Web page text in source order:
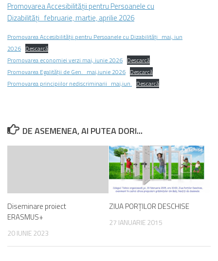
Promovarea Accesibilității pentru Persoanele cu
Dizabilități_februarie, martie, aprilie 2026
Promovarea Accesibilității pentru Persoanele cu Dizabilități_mai, iun
2026 Descarcă
Promovarea economiei verzi mai, iunie 2026 Descarcă
Promovarea Egalității de Gen._mai,iunie 2026 Descarcă
Promovarea principiilor nediscriminarii_mai,iun. Descarcă
DE ASEMENEA, AI PUTEA DORI...
Diseminare proiect
ERASMUS+
20 IUNIE 2023
ZIUA PORȚILOR DESCHISE
27 IANUARIE 2015